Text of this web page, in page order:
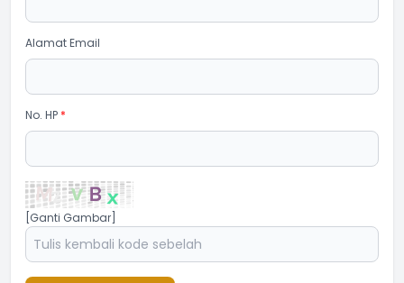
Alamat Email
No. HP *
[Ganti Gambar]